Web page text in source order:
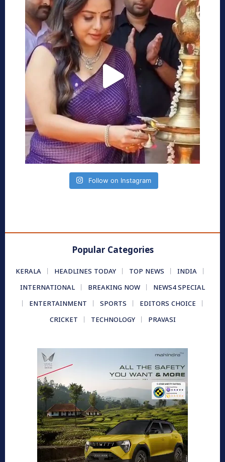
Follow on Instagram
Popular Categories
KERALA HEADLINES TODAY TOP NEWS
INDIA
INTERNATIONAL
BREAKING NOW
NEWS4 SPECIAL
ENTERTAINMENT
SPORTS
EDITORS CHOICE
CRICKET
TECHNOLOGY PRAVASI